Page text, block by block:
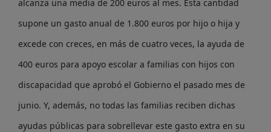
alcanza una media de 200 euros al mes. Esta cantidad
supone un gasto anual de 1.800 euros por hijo o hija y
excede con creces, en más de cuatro veces, la ayuda de
400 euros para apoyo escolar a familias con hijos con
discapacidad que aprobó el Gobierno el pasado mes de
junio. Y, además, no todas las familias reciben dichas
ayudas públicas para sobrellevar este gasto extra en su